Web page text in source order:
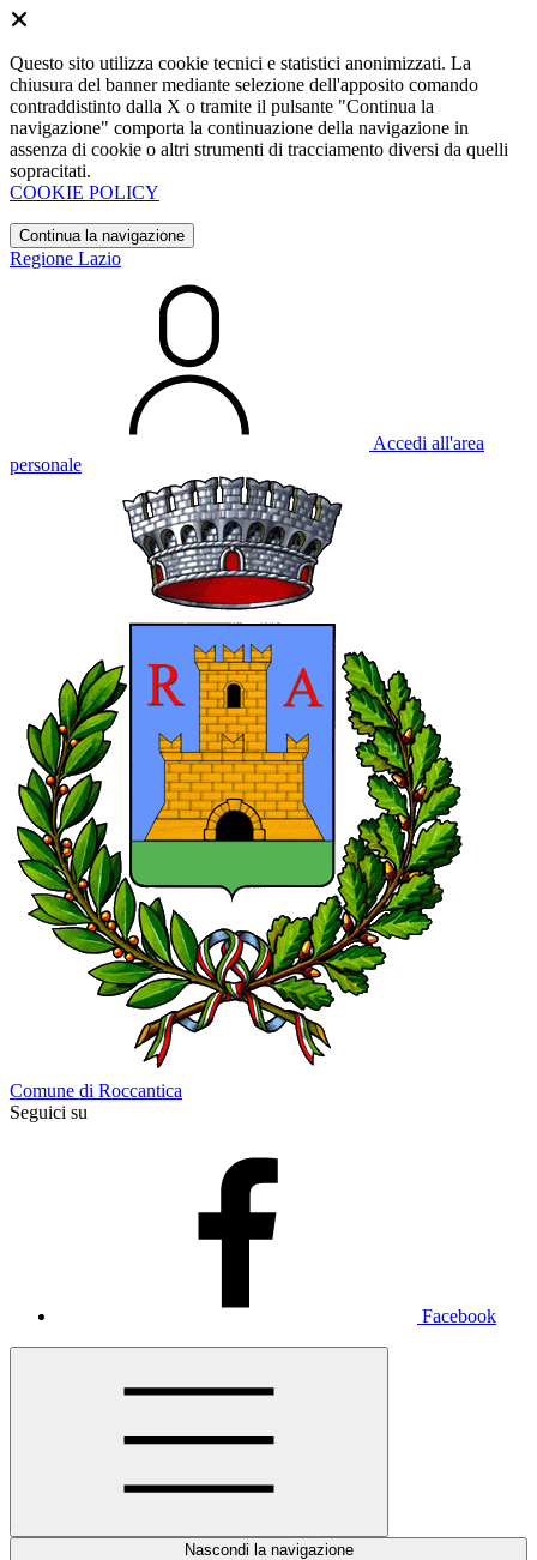
Questo sito utilizza cookie tecnici e statistici anonimizzati. La
chiusura del banner mediante selezione dell'apposito comando
contraddistinto dalla X o tramite il pulsante "Continua la
navigazione" comporta la continuazione della navigazione in
assenza di cookie o altri strumenti di tracciamento diversi da quelli
sopracitati.
COOKIE POLICY
Continua la navigazione
Regione Lazio
Accedi all'area
personale
Comune di Roccantica
Seguici su
Facebook
Nascondi la navigazione